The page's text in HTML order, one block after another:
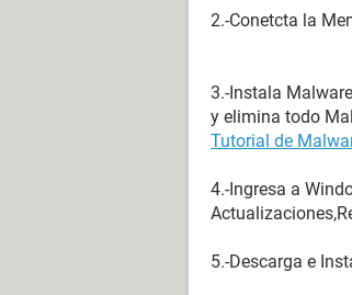
2.-Conetcta la
3.-Instala
y elimina todo
Tutorial de
4.-Ingresa a
5.-Descarga e